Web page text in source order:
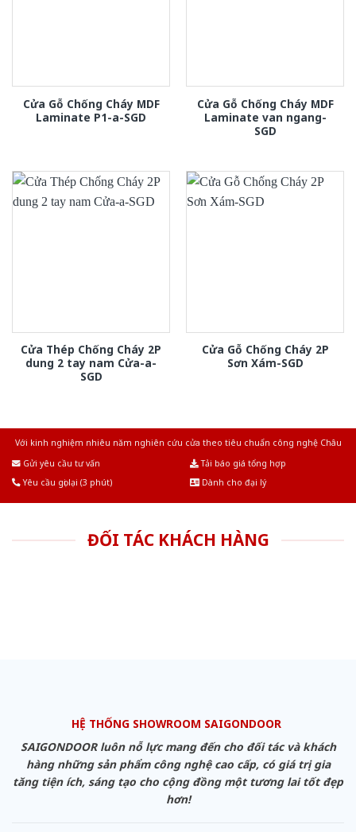
Cửa Gỗ Chống Cháy MDF
Laminate P1-a-SGD
Cửa Gỗ Chống Cháy MDF
Laminate van ngang-
SGD
Cửa Thép Chống Cháy 2P
dung 2 tay nam Cửa-a-
SGD
Cửa Gỗ Chống Cháy 2P
Sơn Xám-SGD
Với kinh nghiệm nhiêu năm nghiên cứu cửa theo tiêu chuẩn công nghệ Châu
Gửi yêu cầu tư vấn
Tải báo giá tổng hợp
Yêu cầu gọi lại (3 phút)
Dành cho đại lý
ĐỐI TÁC KHÁCH HÀNG
HỆ THỐNG SHOWROOM SAIGONDOOR
SAIGONDOOR luôn nỗ lực mang đến cho đối tác và khách
hàng những sản phẩm công nghệ cao cấp, có giá trị gia
tăng tiện ích, sáng tạo cho cộng đồng một tương lai tốt đẹp
hơn!